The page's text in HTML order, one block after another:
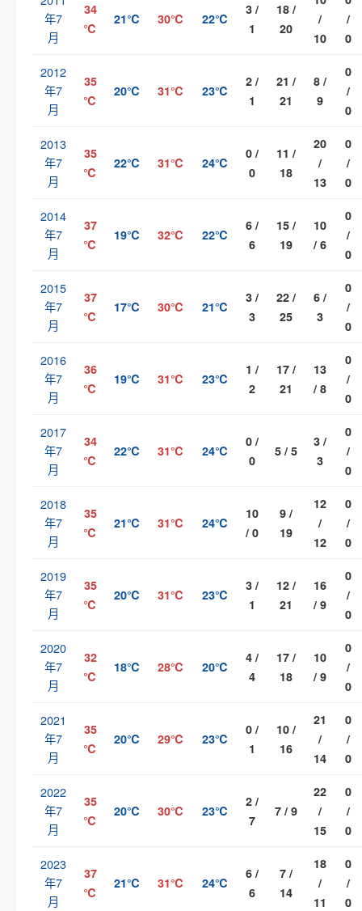
年7
月
34
℃
21℃ 30℃ 22℃
3 /
1
18 /
20
/
10
/
0
2012
年7
月
35
℃
20℃ 31℃ 23℃
2 /
1
21 /
21
8 /
9
0
/
0
2013
年7
月
35
℃
22℃ 31℃ 24℃
0 /
0
11 /
18
20
/
13
0
/
0
2014
年7
月
37
℃
19℃ 32℃ 22℃
6 /
6
15 /
19
10
/ 6
0
/
0
2015
年7
月
37
℃
17℃ 30℃ 21℃
3 /
3
22 /
25
6 /
3
0
/
0
2016
年7
月
36
℃
19℃ 31℃ 23℃
1 /
2
17 /
21
13
/ 8
0
/
0
2017
年7
月
34
℃
22℃ 31℃ 24℃
0 /
0
5 / 5
3 /
3
0
/
0
2018
年7
月
35
℃
21℃ 31℃ 24℃
10
/ 0
9 /
19
12
/
12
0
/
0
2019
年7
月
35
℃
20℃ 31℃ 23℃
3 /
1
12 /
21
16
/ 9
0
/
0
2020
年7
月
32
℃
18℃ 28℃ 20℃
4 /
4
17 /
18
10
/ 9
0
/
0
2021
年7
月
35
℃
20℃ 29℃ 23℃
0 /
1
10 /
16
21
/
14
0
/
0
2022
年7
月
35
℃
20℃ 30℃ 23℃
2 /
7
7 / 9
22
/
15
0
/
0
2023
年7
月
37
℃
21℃ 31℃ 24℃
6 /
6
7 /
14
18
/
11
0
/
0